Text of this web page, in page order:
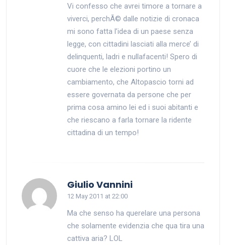
Vi confesso che avrei timore a tornare a
viverci, perchÃ© dalle notizie di cronaca
mi sono fatta l’idea di un paese senza
legge, con cittadini lasciati alla merce’ di
delinquenti, ladri e nullafacenti! Spero di
cuore che le elezioni portino un
cambiamento, che Altopascio torni ad
essere governata da persone che per
prima cosa amino lei ed i suoi abitanti e
che riescano a farla tornare la ridente
cittadina di un tempo!
Giulio Vanninisays:
12 May 2011 at 22:00
Ma che senso ha querelare una persona
che solamente evidenzia che qua tira una
cattiva aria? LOL